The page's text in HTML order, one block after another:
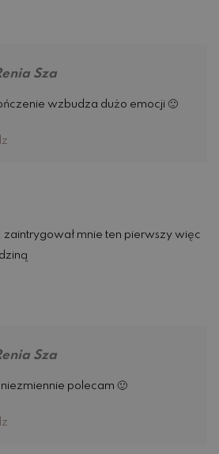
Sza
wzbudza dużo emocji 🙂
mnie ten pierwszy więc
Sza
niezmiennie polecam 🙂